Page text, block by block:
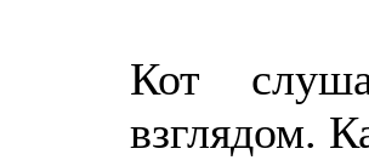
Кот
взглядом.